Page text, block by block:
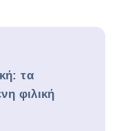
τα
φιλική